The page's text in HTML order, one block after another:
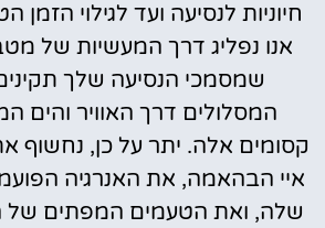
חיוניות לנסיעה ועד לגילוי הזמן
אנו נפליג דרך המעשיות של
שמסמכי הנסיעה שלך
המסלולים דרך האוויר והים
קסומים אלה. יתר על כן, נחשוף
איי הבהאמה, את האנרגיה
שלה, ואת הטעמים המפתים של